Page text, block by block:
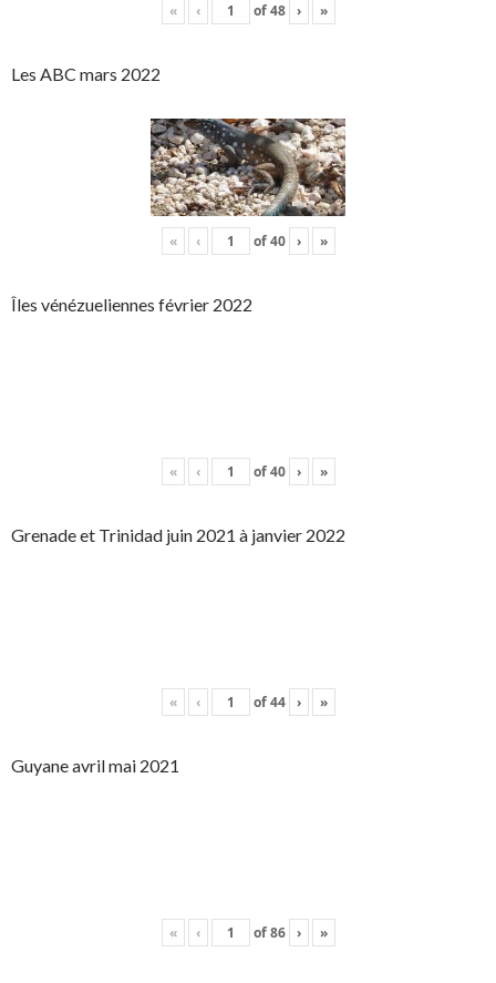
« ‹ of48 › »
Les ABC mars 2022
« ‹ of40 › »
Îles vénézueliennes février 2022
« ‹ of40 › »
Grenade et Trinidad juin 2021 à janvier 2022
« ‹ of44 › »
Guyane avril mai 2021
« ‹ of86 › »